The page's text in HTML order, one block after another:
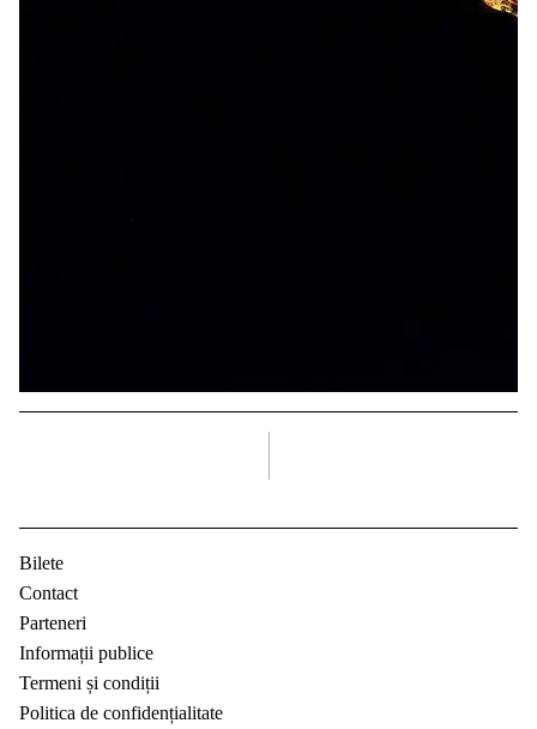
Bilete
Contact
Parteneri
Informații publice
Termeni și condiții
Politica de confidențialitate